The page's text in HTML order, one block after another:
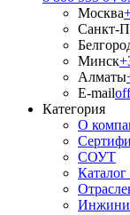
Москва
Санкт-
Минск
Алматы
E-mail
Категория
О
СОУТ